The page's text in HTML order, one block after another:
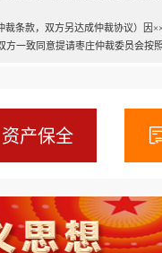
裁条款，双方另达成仲裁协议）因
一致同意提请枣庄仲裁委员会按
资产保全